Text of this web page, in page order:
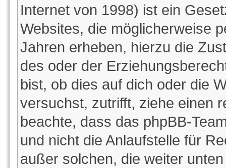
Internet von 1998) ist ein
Websites, die möglicherweise
Jahren erheben, hierzu die
des oder der
bist, ob dies auf dich oder die
versuchst, zutrifft, ziehe einen
beachte, dass das phpBB-
und nicht die Anlaufstelle für
außer solchen, die weiter